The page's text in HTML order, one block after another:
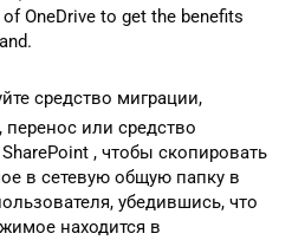
OneDrive to get the benefits
средство миграции,
перенос или средство
, чтобы скопировать
в сетевую общую папку в
убедившись, что
находится в